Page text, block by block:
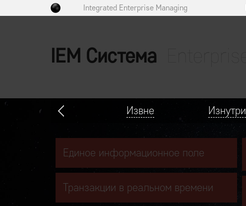
Integrated Enterprise Managing
IEM Система
Извне Изнутри
Единое информационное поле
Транзакции в реальном времени